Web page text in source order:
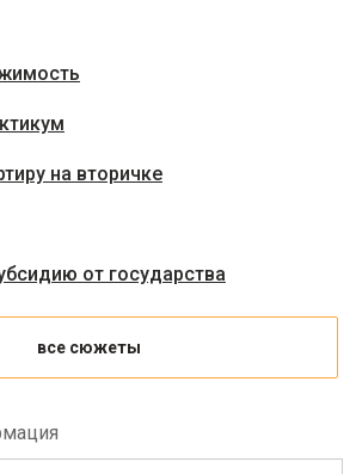
на вторичке
от государства
все сюжеты